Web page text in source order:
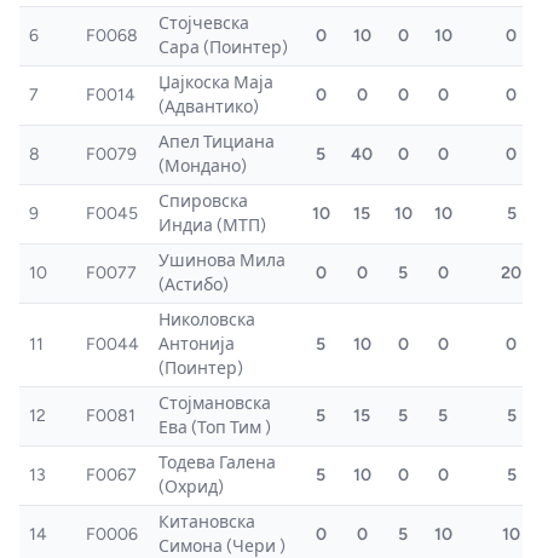
6 F0068
Стојчевска
Сара (Поинтер)
0 10 0 10 0
7 F0014
Џајкоска Маја
(Адвантико)
0 0 0 0 0
8 F0079
Апел Тициана
(Мондано)
5 40 0 0 0
9 F0045
Спировска
Индиа (МТП)
10 15 10 10 5
10 F0077
Ушинова Мила
(Астибо)
0 0 5 0 20
11 F0044
Николовска
Антонија
(Поинтер)
5 10 0 0 0
12 F0081
Стојмановска
Ева (Топ Тим )
5 15 5 5 5
13 F0067
Тодева Галена
(Охрид)
5 10 0 0 5
14 F0006
Китановска
Симона (Чери )
0 0 5 10 10